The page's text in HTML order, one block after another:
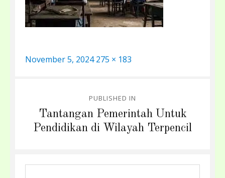
Posted
November 5, 2024 Full
275 × 183
navigation
PUBLISHED IN
Tantangan Pemerintah Untuk
Pendidikan di Wilayah Terpencil